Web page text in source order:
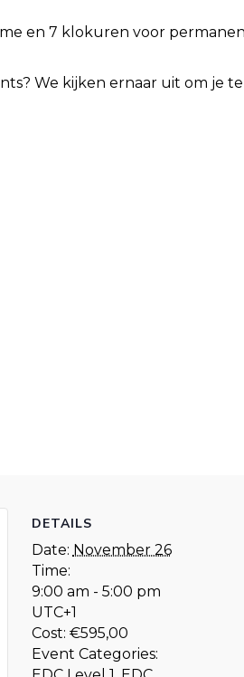
en 7 klokuren voor
We kijken ernaar uit om je
DETAILS
Date: November 26
Time:
9:00 am - 5:00 pm
UTC+1
Cost: €595,00
Event Categories: